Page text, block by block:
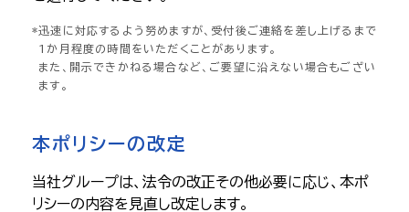
迅速に対応するよう努めますが、受付後ご連絡を差し上げるまで
1か月程度の時間をいただくことがあります。
また、開示できかねる場合など、ご要望に沿えない場合もござい
ます。
本ポリシーの改定
当社グループは、法令の改正その他必要に応じ、本ポ
リシーの内容を見直し改定します。